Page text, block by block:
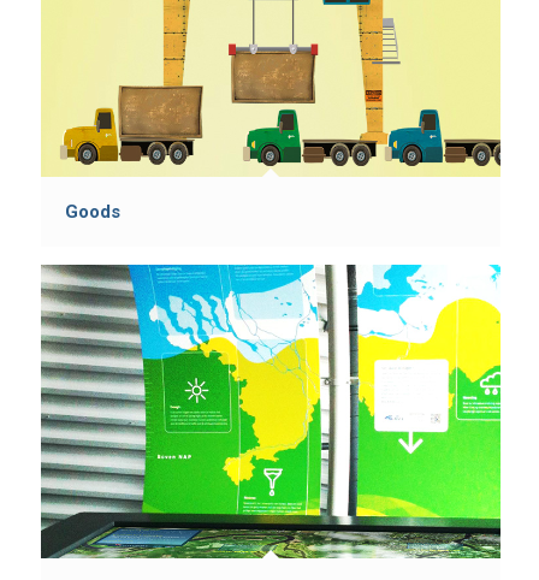
Goods